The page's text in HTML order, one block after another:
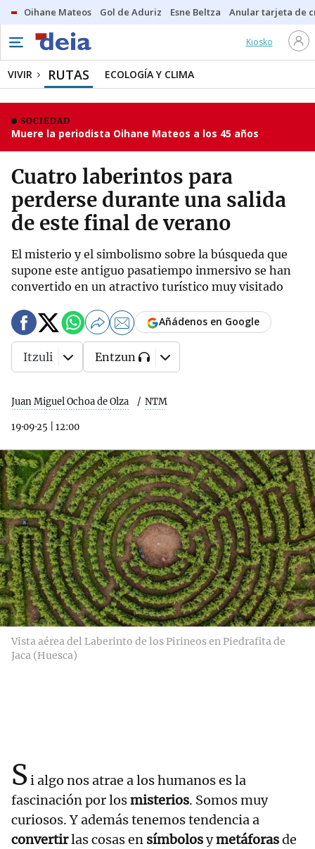
Oihane Mateos Gol de Aduriz Esne Beltza Anular tarjeta de
Kiosko
VIVIR RUTAS ECOLOGÍA Y CLIMA
SOCIEDAD
Muere la periodista Oihane Mateos a los 45 años
Cuatro laberintos para
perderse durante una salida
de este final de verano
El misterio y el simbolismo sobre la búsqueda que
supone este antiguo pasatiempo inmersivo se han
convertido en un atractivo turístico muy visitado
Juan Miguel Ochoa de Olza NTM
19·09·25 12:00
Añádenos en Google
Itzuli Entzun
Vista aérea del Laberinto de los Pirineos en Piedrafita de
Jaca (Huesca)
Si algo nos atrae a los humanos es la
fascinación por losmisterios. Somos muy
curiosos. Y además tenemos tendencia a
convertirlas cosas en símbolosymetáforasde